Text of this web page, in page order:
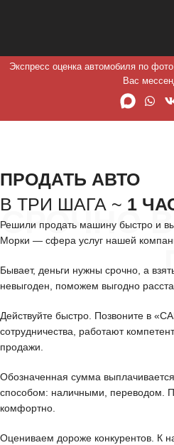
Экспресс оценка автомобиля по
Вас
СРОЧНО
ПРОДАТЬ АВТО
В ТРИ ШАГА ~ 1
Решили продать машину быстро и
Морки — сфера услуг нашей
Бывает, деньги нужны срочно, а
невыгоден, поможем выгодно
Действуйте быстро. Позвоните в
сотрудничества, работают
продажи.
Обозначенная сумма
способом: наличными, переводом.
комфортно.
Оцениваем дороже конкурентов. К